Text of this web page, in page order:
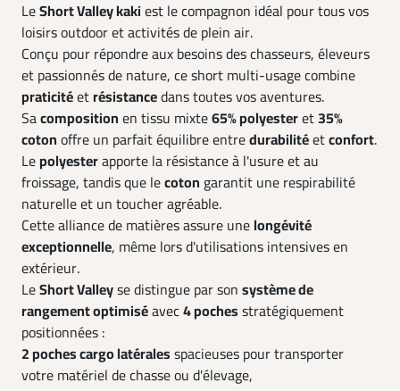
LeShort Valley kaki est le compagnon idéal pour tous vos
loisirs outdoor et activités de plein air.
Conçu pour répondre aux besoins des chasseurs, éleveurs
et passionnés de nature, ce short multi-usage combine
praticitéetrésistancedans toutes vos aventures.
Sacomposition en tissu mixte65% polyesteret35%
coton offre un parfait équilibre entredurabilitéetconfort.
Lepolyesterapporte la résistance à l'usure et au
froissage, tandis que lecoton garantit une respirabilité
naturelle et un toucher agréable.
Cette alliance de matières assure une longévité
exceptionnelle, même lors d'utilisations intensives en
extérieur.
LeShort Valleyse distingue par son système de
rangement optimiséavec4 poches stratégiquement
positionnées :
2 poches cargo latérales spacieuses pour transporter
votre matériel de chasse ou d'élevage,